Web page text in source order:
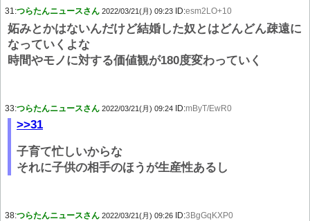
31:つらたんニュースさん 2022/03/21(月) 09:23 ID:esm2LO+10
妬みとかはないんだけど結婚した奴とはどんどん疎遠に
なっていくよな
時間やモノに対する価値観が180度変わっていく
33:つらたんニュースさん 2022/03/21(月) 09:24 ID:mByT/EwR0
>>31
子育て忙しいからな
それに子供の相手のほうが生産性あるし
38:つらたんニュースさん 2022/03/21(月) 09:26 ID:3BgGqKXP0